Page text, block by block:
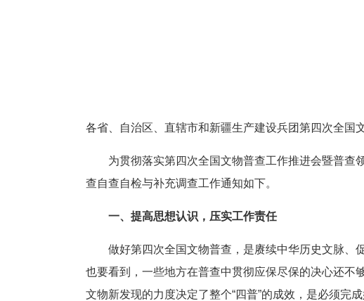
各省、自治区、直辖市和新疆生产建设兵团第四次全国
为贯彻落实第四次全国文物普查工作推进会暨普查
查自查自检与补充调查工作通知如下。
一、提高思想认识，压实工作责任
做好第四次全国文物普查，是赓续中华历史文脉、
也要看到，一些地方在普查中贯彻应保尽保的决心还不
文物新发现的力度决定了整个“四普”的成效，是必须完成